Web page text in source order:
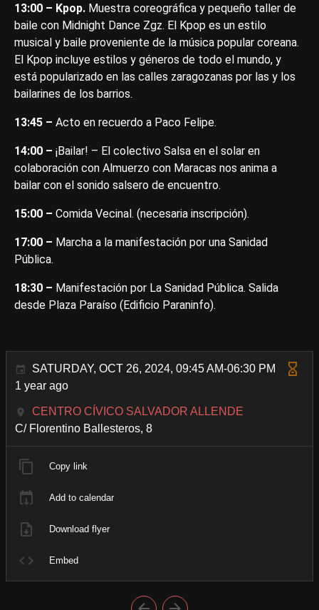
13:00 – Kpop. Muestra coreográfica y pequeño taller de
baile con Midnight Dance Zgz. El Kpop es un estilo
musical y baile proveniente de la música popular coreana.
El Kpop incluye estilos y géneros de todo el mundo, y
está popularizado en las calles zaragozanas por las y los
bailarines de los barrios.
13:45 – Acto en recuerdo a Paco Felipe.
14:00 – ¡Bailar! – El colectivo Salsa en el solar en
colaboración con Almuerzo con Maracas nos anima a
bailar con el sonido salsero de encuentro.
15:00 – Comida Vecinal. (necesaria inscripción).
17:00 – Marcha a la manifestación por una Sanidad
Pública.
18:30 – Manifestación por La Sanidad Pública. Salida
desde Plaza Paraíso (Edificio Paraninfo).
SATURDAY, OCT 26, 2024, 09:45 AM-06:30 PM
1 year ago
CENTRO CÍVICO SALVADOR ALLENDE
C/ Florentino Ballesteros, 8
Copy link
Add to calendar
Download flyer
Embed